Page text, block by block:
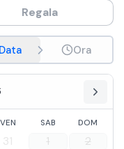
Regala
Data Ora
VEN SAB DOM
31 1
2